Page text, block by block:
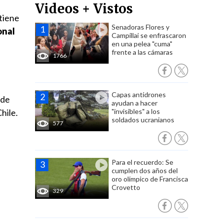
Videos + Vistos
1766
Senadoras Flores y
Campillai se enfrascaron
en una pelea "cuma"
frente a las cámaras
577
Capas antidrones
ayudan a hacer
"invisibles" a los
soldados ucranianos
329
Para el recuerdo: Se
cumplen dos años del
oro olímpico de Francisca
Crovetto